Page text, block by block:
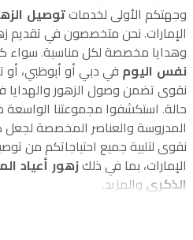
وجهتكم الأولى لخدمات توصيل
الإمارات. نحن متخصصون في تقديم
وهدايا مخصصة لكل مناسبة. سواء
نفس اليوم في دبي أو أبوظبي،
نقوى تضمن وصول الزهور والهدايا
حالة. استكشفوا مجموعتنا الواسعة
المدروسة والعناصر المخصصة
نقوى لتلبية جميع احتياجاتكم من
الإمارات، بما في ذلك زهور أعياد
الذكرى والمزيد.